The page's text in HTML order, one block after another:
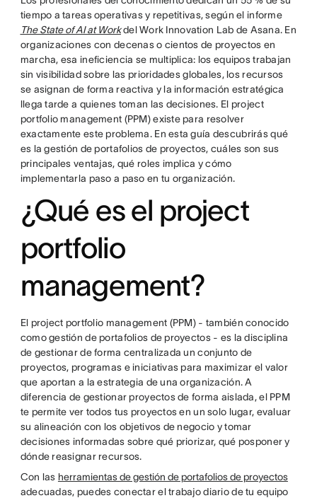
tiempo a tareas operativas y repetitivas, según el informe
The State of AI at Workdel Work Innovation Lab de Asana. En
organizaciones con decenas o cientos de proyectos en
marcha, esa ineficiencia se multiplica: los equipos trabajan
sin visibilidad sobre las prioridades globales, los recursos
se asignan de forma reactiva y la información estratégica
llega tarde a quienes toman las decisiones. El project
portfolio management (PPM) existe para resolver
exactamente este problema. En esta guía descubrirás qué
es la gestión de portafolios de proyectos, cuáles son sus
principales ventajas, qué roles implica y cómo
implementarla paso a paso en tu organización.
¿Qué es el project
portfolio
management?
El project portfolio management (PPM) - también conocido
como gestión de portafolios de proyectos - es la disciplina
de gestionar de forma centralizada un conjunto de
proyectos, programas e iniciativas para maximizar el valor
que aportan a la estrategia de una organización. A
diferencia de gestionar proyectos de forma aislada, el PPM
te permite ver todos tus proyectos en un solo lugar, evaluar
su alineación con los objetivos de negocio y tomar
decisiones informadas sobre qué priorizar, qué posponer y
dónde reasignar recursos.
Con las herramientas de gestión de portafolios de proyectos
adecuadas, puedes conectar el trabajo diario de tu equipo